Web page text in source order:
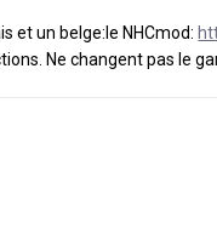
et un belge:le NHCmod:
Ne changent pas le